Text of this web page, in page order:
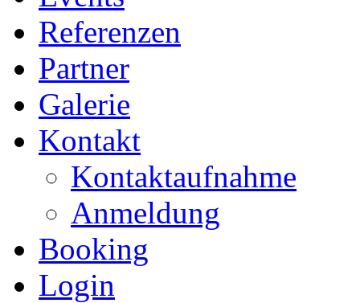
Referenzen
Partner
Galerie
Kontakt
Kontaktaufnahme
Anmeldung
Booking
Login